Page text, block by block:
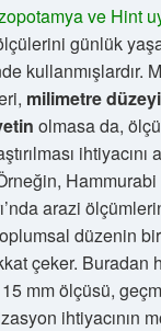
ve Hint
günlük
kullanmışlardır.
milimetre
olmasa da,
ihtiyacını
Hammurabi
arazi
düzenin bir
çeker. Buradan
mm ölçüsü,
ihtiyacının